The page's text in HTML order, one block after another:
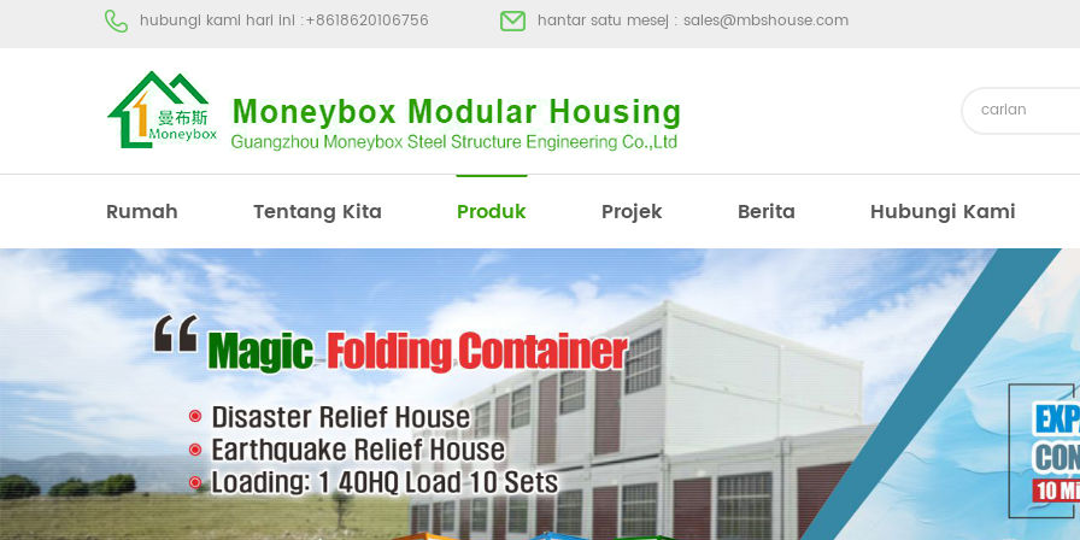
hubungi kami hari ini :+8618620106756 hantar satu mesej : sales@mbshouse.com
Rumah Tentang Kita Produk Projek Berita Hubungi Kami